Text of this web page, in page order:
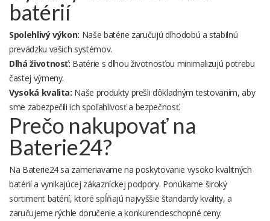
batérií
Spolehlivý výkon: Naše batérie zaručujú dlhodobú a stabilnú
prevádzku vašich systémov.
Dlhá životnosť: Batérie s dlhou životnosťou minimalizujú potrebu
častej výmeny.
Vysoká kvalita: Naše produkty prešli dôkladným testovaním, aby
sme zabezpečili ich spoľahlivosť a bezpečnosť.
Prečo nakupovať na
Baterie24?
Na Baterie24 sa zameriavame na poskytovanie vysoko kvalitných
batérií a vynikajúcej zákazníckej podpory. Ponúkame široký
sortiment batérií, ktoré spĺňajú najvyššie štandardy kvality, a
zaručujeme rýchle doručenie a konkurencieschopné ceny.